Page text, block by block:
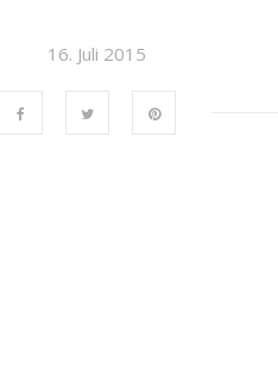
16. Juli 2015